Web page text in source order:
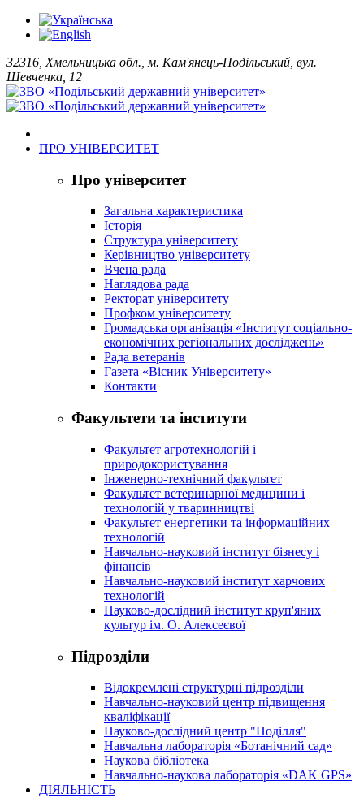
32316, Хмельницька обл., м. Кам'янець-Подільський, вул.
Шевченка, 12
ПРО УНІВЕРСИТЕТ
Про університет
Загальна характеристика
Історія
Структура університету
Керівництво університету
Вчена рада
Наглядова рада
Ректорат університету
Профком університету
Громадська організація «Інститут соціально-
економічних регіональних досліджень»
Рада ветеранів
Газета «Вісник Університету»
Контакти
Факультети та інститути
Факультет агротехнологій і
природокористування
Інженерно-технічний факультет
Факультет ветеринарної медицини і
технологій у тваринництві
Факультет енергетики та інформаційних
технологій
Навчально-науковий інститут бізнесу і
фінансів
Навчально-науковий інститут харчових
технологій
Науково-дослідний інститут круп'яних
культур ім. О. Алексеєвої
Підрозділи
Відокремлені структурні підрозділи
Навчально-науковий центр підвищення
кваліфікації
Науково-дослідний центр "Поділля"
Навчальна лабораторія «Ботанічний сад»
Наукова бібліотека
Навчально-наукова лабораторія «DAK GPS»
ДІЯЛЬНІСТЬ